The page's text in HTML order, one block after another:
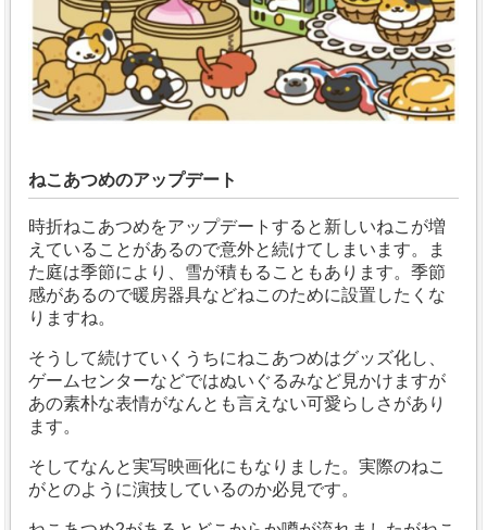
ねこあつめのアップデート
時折ねこあつめをアップデートすると新しいねこが増
えていることがあるので意外と続けてしまいます。ま
た庭は季節により、雪が積もることもあります。 季節
感があるので暖房器具などねこのために設置したくな
りますね。
そうして続けていくうちにねこあつめはグッズ化し、
ゲームセンターなどではぬいぐるみなど見かけますが
あの素朴な表情がなんとも言えない可愛らしさがあり
ます。
そしてなんと実写映画化にもなりました。実際のねこ
がとのように演技しているのか必見です。